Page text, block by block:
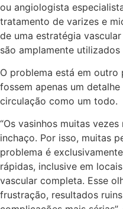
ou angiologista
tratamento de varizes e
de uma estratégia
são amplamente
O problema está em
fossem apenas um
circulação como um todo.
“Os vasinhos muitas
inchaço. Por isso, muitas
problema é
rápidas, inclusive em
vascular completa. Esse
frustração, resultados